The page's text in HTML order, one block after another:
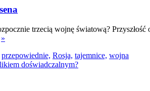
trzecią wojnę światową?
»
przepowiednie, Rosja, tajemnice, wojna